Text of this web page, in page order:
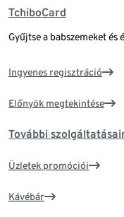
TchiboCard
Gyűjtse a babszemeket és
Ingyenes regisztráció
Előnyök megtekintése
További
Üzletek promóciói
Kávébár